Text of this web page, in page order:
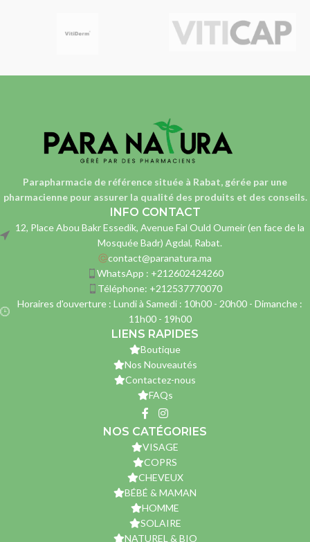
Parapharmacie de référence située à Rabat, gérée par une
pharmaciennepour assurer la qualité des produits et des conseils.
INFO CONTACT
12, Place Abou Bakr Essedik, Avenue Fal Ould Oumeir (en face de la
Mosquée Badr) Agdal, Rabat.
contact@paranatura.ma
WhatsApp : +212602424260
Téléphone: +212537770070
Horaires d'ouverture : Lundi à Samedi : 10h00 - 20h00 - Dimanche :
11h00 - 19h00
LIENS RAPIDES
Boutique
Nos Nouveautés
Contactez-nous
FAQs
NOS CATÉGORIES
VISAGE
COPRS
CHEVEUX
BÉBÉ & MAMAN
HOMME
SOLAIRE
NATUREL & BIO